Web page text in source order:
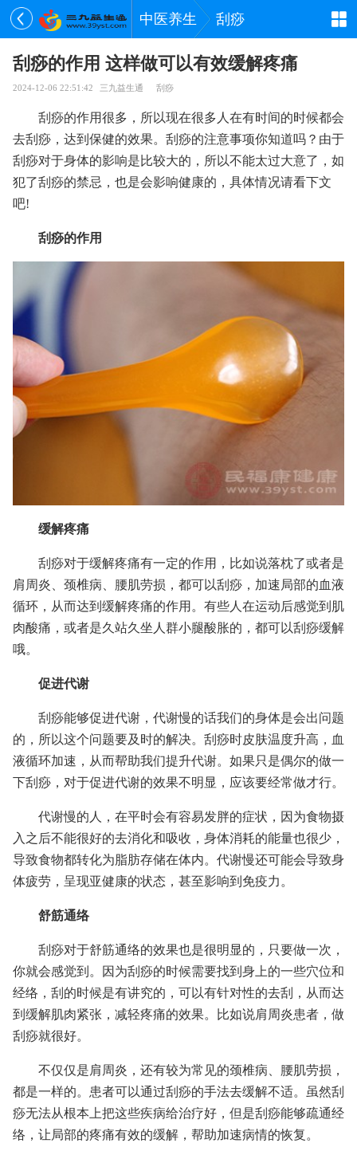
中医养生 刮痧
刮痧的作用 这样做可以有效缓解疼痛
2024-12-06 22:51:42 三九益生通 刮痧
刮痧的作用很多，所以现在很多人在有时间的时候都会
去刮痧，达到保健的效果。刮痧的注意事项你知道吗？由于
刮痧对于身体的影响是比较大的，所以不能太过大意了，如
犯了刮痧的禁忌，也是会影响健康的，具体情况请看下文
吧!
刮痧的作用
缓解疼痛
刮痧对于缓解疼痛有一定的作用，比如说落枕了或者是
肩周炎、颈椎病、腰肌劳损，都可以刮痧，加速局部的血液
循环，从而达到缓解疼痛的作用。有些人在运动后感觉到肌
肉酸痛，或者是久站久坐人群小腿酸胀的，都可以刮痧缓解
哦。
促进代谢
刮痧能够促进代谢，代谢慢的话我们的身体是会出问题
的，所以这个问题要及时的解决。刮痧时皮肤温度升高，血
液循环加速，从而帮助我们提升代谢。如果只是偶尔的做一
下刮痧，对于促进代谢的效果不明显，应该要经常做才行。
代谢慢的人，在平时会有容易发胖的症状，因为食物摄
入之后不能很好的去消化和吸收，身体消耗的能量也很少，
导致食物都转化为脂肪存储在体内。代谢慢还可能会导致身
体疲劳，呈现亚健康的状态，甚至影响到免疫力。
舒筋通络
刮痧对于舒筋通络的效果也是很明显的，只要做一次，
你就会感觉到。因为刮痧的时候需要找到身上的一些穴位和
经络，刮的时候是有讲究的，可以有针对性的去刮，从而达
到缓解肌肉紧张，减轻疼痛的效果。比如说肩周炎患者，做
刮痧就很好。
不仅仅是肩周炎，还有较为常见的颈椎病、腰肌劳损，
都是一样的。患者可以通过刮痧的手法去缓解不适。虽然刮
痧无法从根本上把这些疾病给治疗好，但是刮痧能够疏通经
络，让局部的疼痛有效的缓解，帮助加速病情的恢复。